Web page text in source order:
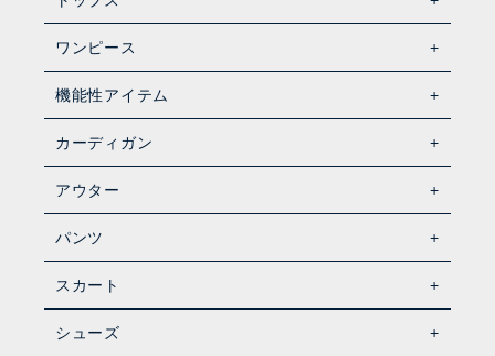
ワンピース
機能性アイテム
カーディガン
アウター
パンツ
スカート
シューズ